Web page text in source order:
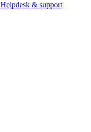
Helpdesk & support